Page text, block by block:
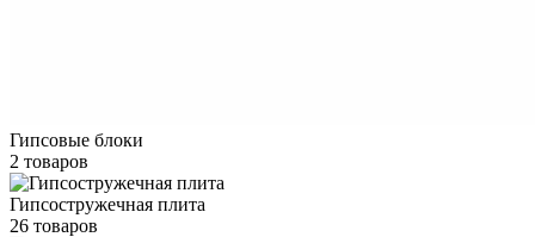
Гипсовые блоки
2 товаров
Гипсостружечная плита
26 товаров